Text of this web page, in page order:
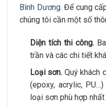
Bình Dương. Để cung
chúng tôi cần một số
Diện tích thi công.
trần và các chi tiết
Loại sơn. Quý khách
(epoxy, acrylic,
loại sơn phù hợp